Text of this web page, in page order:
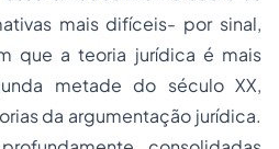
mais difíceis- por sinal,
que a teoria jurídica é mais
metade do século XX,
da argumentação jurídica.